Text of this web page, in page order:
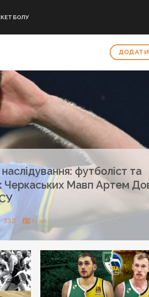
ДОДАТИ
футболіст та
Черкаських Мавп Артем
332 Ivan